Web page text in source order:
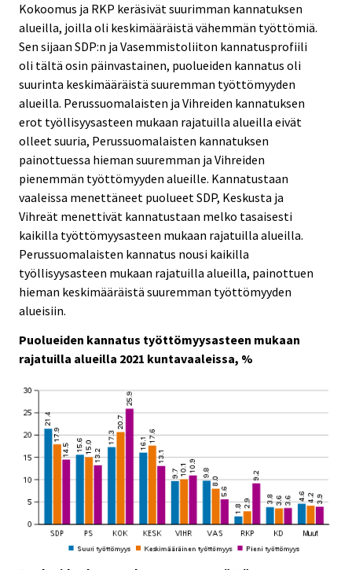
Kokoomus ja RKP keräsivät suurimman kannatuksen
alueilla, joilla oli keskimääräistä vähemmän työttömiä.
Sen sijaan SDP:n ja Vasemmistoliiton kannatusprofiili
oli tältä osin päinvastainen, puolueiden kannatus oli
suurinta keskimääräistä suuremman työttömyyden
alueilla. Perussuomalaisten ja Vihreiden kannatuksen
erot työllisyysasteen mukaan rajatuilla alueilla eivät
olleet suuria, Perussuomalaisten kannatuksen
painottuessa hieman suuremman ja Vihreiden
pienemmän työttömyyden alueille. Kannatustaan
vaaleissa menettäneet puolueet SDP, Keskusta ja
Vihreät menettivät kannatustaan melko tasaisesti
kaikilla työttömyysasteen mukaan rajatuilla alueilla.
Perussuomalaisten kannatus nousi kaikilla
työllisyysasteen mukaan rajatuilla alueilla, painottuen
hieman keskimääräistä suuremman työttömyyden
alueisiin.
Puolueiden kannatus työttömyysasteen mukaan
rajatuilla alueilla 2021 kuntavaaleissa, %